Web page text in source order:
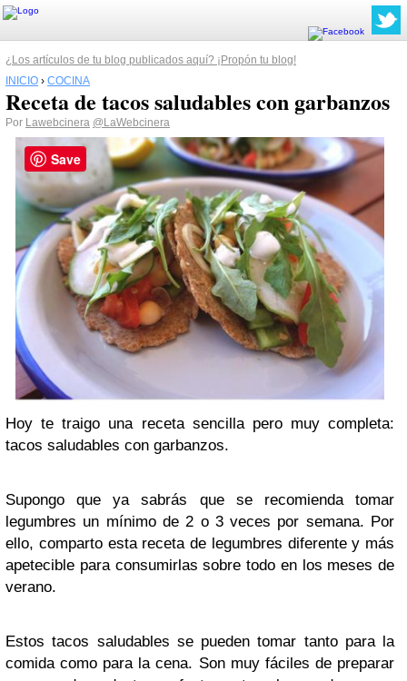
¿Los artículos de tu blog publicados aquí? ¡Propón tu blog!
INICIO › COCINA
Receta de tacos saludables con garbanzos
Por Lawebcinera @LaWebcinera
Hoy te traigo una receta sencilla pero muy completa:
tacos saludables con garbanzos.
Supongo que ya sabrás que se recomienda tomar
legumbres un mínimo de 2 o 3 veces por semana. Por
ello, comparto esta receta de legumbres diferente y más
apetecible para consumirlas sobre todo en los meses de
verano.
Estos tacos saludables se pueden tomar tanto para la
comida como para la cena. Son muy fáciles de preparar
Save